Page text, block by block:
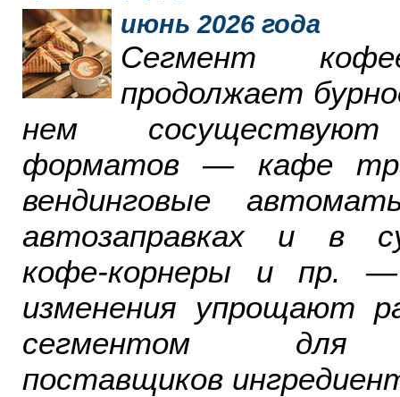
июнь 2026 года
Сегмент
продолжает
нем
форматов — кафе
вендинговые
автозаправках и в
кофе-корнеры и пр.
изменения упрощают
сегментом для
поставщиков